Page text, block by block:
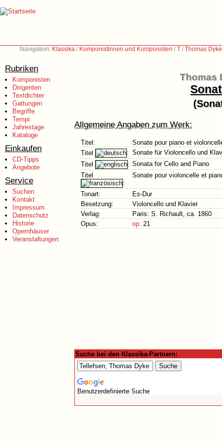
Navigation: Klassika / Komponistinnen und Komponisten /T /Thomas
Rubriken
Komponisten
Dirigenten
Textdichter
Gattungen
Begriffe
Tempi
Jahrestage
Kataloge
Einkaufen
CD-Tipps
Angebote
Service
Suchen
Kontakt
Impressum
Datenschutz
Historie
Opernhäuser
Veranstaltungen
Thomas
Allgemeine Angaben zum Werk:
Titel:
Sonate pour piano et
Titel
: Sonate für Violoncello und
Titel
: Sonata for Cello and Piano
Titel
:
Sonate pour violoncelle et
Tonart:
Es-Dur
Besetzung:
Violoncello und Klavier
Verlag:
Paris: S. Richault, ca. 1860
Opus:
op. 21
Suche bei den Klassika-Partnern:
Benutzerdefinierte Suche